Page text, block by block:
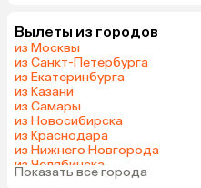
Беларусь
Шри-Ланка
Азербайджан
Сербия
Киргизия
Саудовская Аравия
Венгрия
Вылеты из городов
из Москвы
из Санкт-Петербурга
из Екатеринбурга
из Казани
из Самары
из Новосибирска
из Краснодара
из Нижнего Новгорода
из Челябинска
из Тюмени
Показать все города